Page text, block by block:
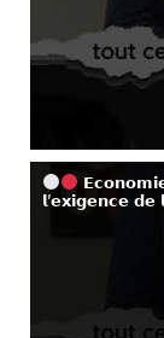
𝗹’𝗲𝘅𝗶𝗴𝗲𝗻𝗰𝗲